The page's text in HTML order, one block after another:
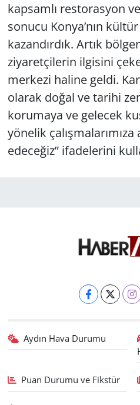
kapsamlı restorasyon
sonucu Konya’nın
kazandırdık. Artık
ziyaretçilerin ilgisini
merkezi haline geldi.
olarak doğal ve tarihi
korumaya ve gelecek
yönelik çalışmalarımıza
edeceğiz” ifadelerini
Aydın Hava Durumu
Puan Durumu ve Fikstür